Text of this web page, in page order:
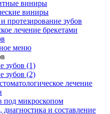
виниры
виниры
протезирование зубов
лечение брекетами
меню
зубов (1)
зубов (2)
лечение
под микроскопом
диагностика и составление